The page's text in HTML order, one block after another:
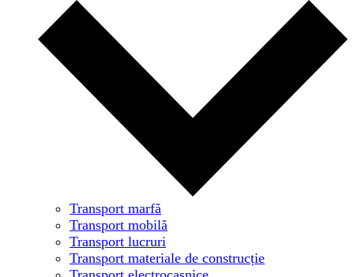
Transport marfă
Transport mobilă
Transport lucruri
Transport materiale de construcție